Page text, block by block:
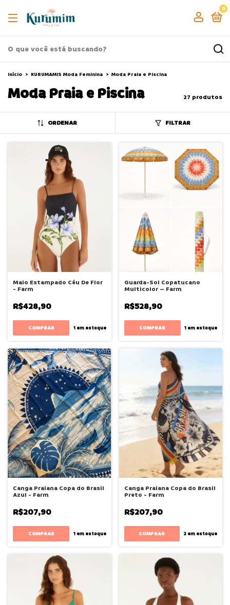
0
Início > KURUMAMIS Moda Feminina > Moda Praia e Piscina
Moda Praia e Piscina 27 produtos
ORDENAR FILTRAR
Maio Estampado Céu De Flor
- Farm
R$428,90
COMPRAR 1em estoque
Guarda-Sol Copatucano
Multicolor – Farm
R$528,90
1 em estoque
Canga Praiana Copa do Brasil
Azul - Farm
R$207,90
1em estoque
Canga Praiana Copa do Brasil
Preto - Farm
R$207,90
2 em estoque